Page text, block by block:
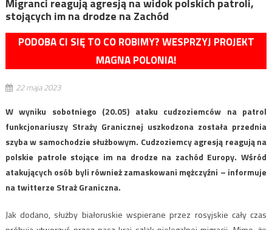
Migranci reagują agresją na widok polskich patroli,
stojących im na drodze na Zachód
PODOBA CI SIĘ TO CO ROBIMY? WESPRZYJ PROJEKT
MAGNA POLONIA!
22 maja 2023
W wyniku sobotniego (20.05) ataku cudzoziemców na patrol
funkcjonariuszy Straży Granicznej uszkodzona została przednia
szyba w samochodzie służbowym. Cudzoziemcy agresją reagują na
polskie patrole stojące im na drodze na zachód Europy. Wśród
atakujących osób byli również zamaskowani mężczyźni – informuje
na twitterze Straż Graniczna.
Jak dodano, służby białoruskie wspierane przez rosyjskie cały czas